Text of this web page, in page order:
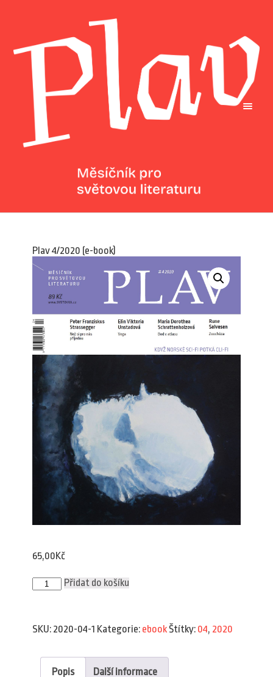
Plav 4/2020 (e-book)
65,00Kč
Plav
4/2020
Přidat do košíku
SKU: 2020-04-1 Kategorie: ebookŠtítky: 04, 2020
Popis Další informace